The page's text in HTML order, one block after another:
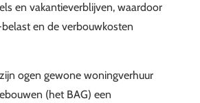
en vakantieverblijven, waardoor
en de verbouwkosten
ogen gewone woningverhuur
(het BAG) een